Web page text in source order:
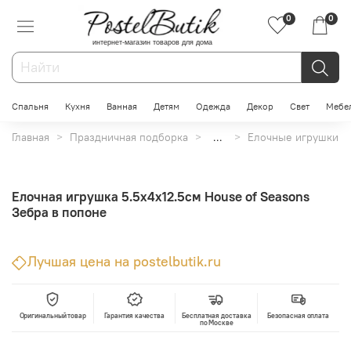
интернет-магазин товаров для дома
0 0
Спальня Кухня Ванная Детям Одежда Декор Свет
Главная Праздничная подборка ... Елочные игрушки
Елочная игрушка 5.5х4х12.5см House of Seasons
Зебра в попоне
Лучшая цена на postelbutik.ru
Оригинальный товар Гарантия качества
Бесплатная доставка
по Москве
Безопасная оплата